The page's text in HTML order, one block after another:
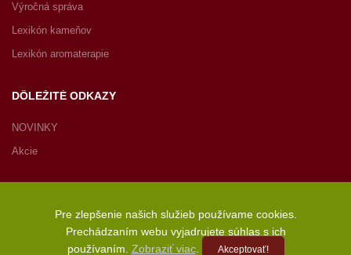
Výročná správa
Lexikón kameňov
Lexikón aromaterapie
DÔLEŽITÉ ODKAZY
NOVINKY
Akcie
Copyright © 2022 JASPIRE s.r.o., Radničné námestie 1, 902 01
Pre zlepšenie našich služieb používame cookies.
Prechádzaním webu vyjadrujete súhlas s ich
používaním. Zobraziť viac. Akceptovať!